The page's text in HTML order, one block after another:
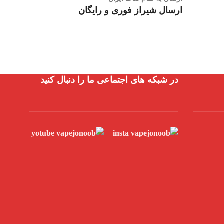
ارسال شیراز فوری و رایگان
در شبکه های اجتماعی ما را دنبال کنید